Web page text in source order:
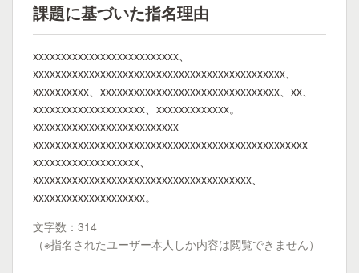
課題に基づいた指名理由
xxxxxxxxxxxxxxxxxxxxxxxxxx、
xxxxxxxxxxxxxxxxxxxxxxxxxxxxxxxxxxxxxxxxxxxxx、
xxxxxxxxxx、xxxxxxxxxxxxxxxxxxxxxxxxxxxxxxxx、xx、
xxxxxxxxxxxxxxxxxxxx、xxxxxxxxxxxxx。
xxxxxxxxxxxxxxxxxxxxxxxxxx
xxxxxxxxxxxxxxxxxxxxxxxxxxxxxxxxxxxxxxxxxxxxxxxxx
xxxxxxxxxxxxxxxxxxx、
xxxxxxxxxxxxxxxxxxxxxxxxxxxxxxxxxxxxxxx、
xxxxxxxxxxxxxxxxxxxx。
文字数：314
（※指名されたユーザー本人しか内容は閲覧できません）